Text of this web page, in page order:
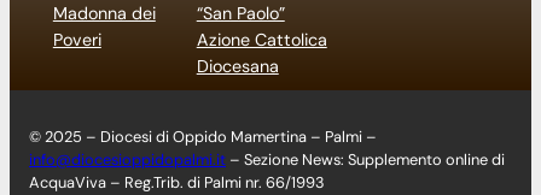
Madonna dei
Poveri
“San Paolo”
Azione Cattolica
Diocesana
© 2025 – Diocesi di Oppido Mamertina – Palmi –
info@diocesioppidopalmi.it – Sezione News: Supplemento online di
AcquaViva – Reg.Trib. di Palmi nr. 66/1993